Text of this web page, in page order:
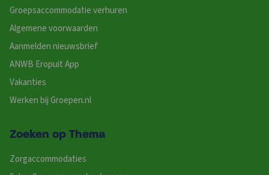
Groepsaccommodatie verhuren
Algemene voorwaarden
Aanmelden nieuwsbrief
ANWB Eropuit App
Vakanties
Werken bij Groepen.nl
Zoeken op Thema
Zorgaccommodaties